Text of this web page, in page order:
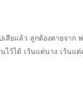
เสียแล้ว ลูกต้องตายจาก
ไว้ได้ เว้นแต่นาง เว้นแ